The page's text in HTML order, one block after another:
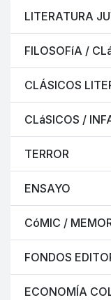
LITERATURA
FILOSOFíA /
CLÁSICOS
CLáSICOS /
TERROR
ENSAYO
CóMIC /
FONDOS
ECONOMÍA